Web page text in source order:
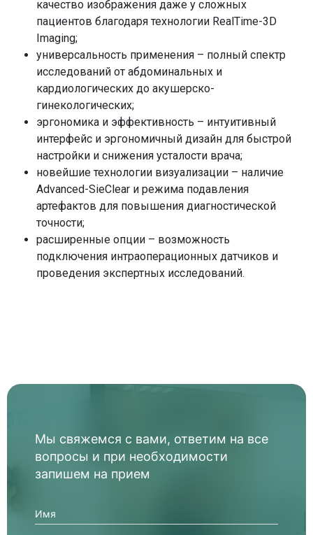
качество изображения даже у сложных
пациентов благодаря технологии RealTime-3D
Imaging;
универсальность применения – полный спектр
исследований от абдоминальных и
кардиологических до акушерско-
гинекологических;
эргономика и эффективность – интуитивный
интерфейс и эргономичный дизайн для быстрой
настройки и снижения усталости врача;
новейшие технологии визуализации – наличие
Advanced-SieClear и режима подавления
артефактов для повышения диагностической
точности;
расширенные опции – возможность
подключения интраоперационных датчиков и
проведения экспертных исследований.
безболезненна и не требует предварительного
распаривания ног.
Высокая точность. Обработка проблемных зон
(вросший ноготь, трещины) без повреждения
здоровых участков.
Гигиеничность. Закрытая система удаления
отработки гарантирует стерильность и защиту от
перекрестного инфицирования.
автоматическое измерение пульса и сатурации;
снижение хронического воспаления;
научно-подтвержденный метод.
стимулирует естественное восстановление
тканей и микроциркуляцию крови, позволяя
сократить сроки лечения.
Усиливается действие лекарств. Ультразвук
помогает мазям и растворам проникать глубже,
повышая их эффективность и сокращая
потребность в системных антибиотиках.
Бесконтактный метод для сложных ран.
Возможность обработки раны на расстоянии
позволяет очищать самые болезненные и
труднодоступные участки.
Мы свяжемся с вами, ответим на все
вопросы и при необходимости
запишем на прием